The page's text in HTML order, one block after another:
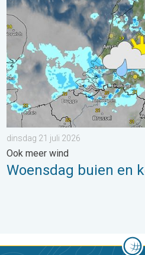
dinsdag 21 juli 2026
Ook meer wind
Woensdag buien en